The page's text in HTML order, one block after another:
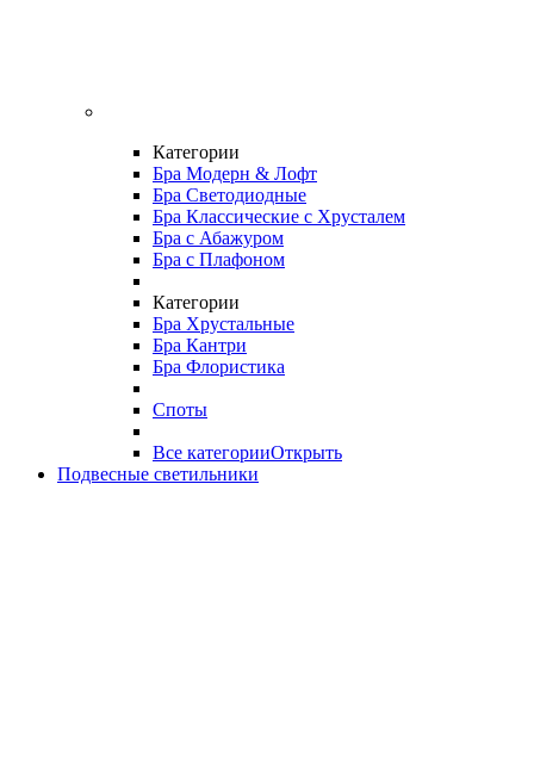
Категории
Бра Модерн & Лофт
Бра Светодиодные
Бра Классические с Хрусталем
Бра с Абажуром
Бра с Плафоном
Категории
Бра Хрустальные
Бра Кантри
Бра Флористика
Споты
Все категорииОткрыть
Подвесные светильники